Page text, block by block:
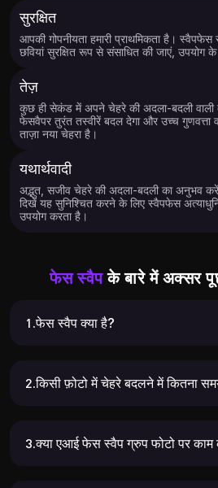
2.73K
सुरक्षित
आपकी गोपनीयता हमारी प्राथमिकता है।
छवियां सुरक्षित रूप से संसाधित की जाएं, उपयोग
तेज़
कुछ ही सेकंड में अपने चेहरे की अदला-बदली वाली
फेसवैपर तुरंत तस्वीरें बदल देगा और उच्च गुणवत्ता
ताज़ा नया चेहरा है।
यथार्थवादी
अद्भुत, सजीव चेहरे की अदला-बदली का अनुभव
दिखें यह सुनिश्चित करने के लिए स्वैपफेस
उपयोग करता है।
फेस स्वैपके बारे में अक्सर
1.फेस स्वैप क्या है?
2.किसी फ़ोटो में चेहरे बदलने में कितना
3.क्या एआई फेस स्वैप ग्रुप फोटो पर काम